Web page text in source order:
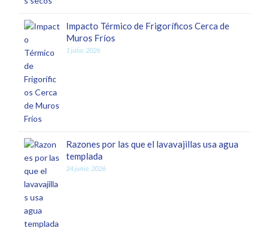
Impacto Térmico de Frigoríficos Cerca de
Muros Fríos
1 julio, 2026
Razones por las que el lavavajillas usa agua
templada
24 junio, 2026